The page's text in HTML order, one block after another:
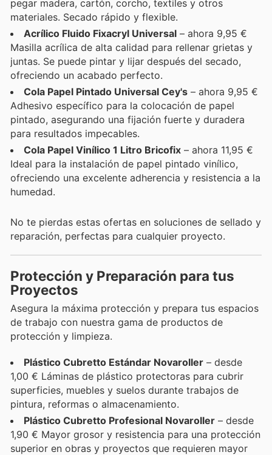
pegar madera, cartón, corcho, textiles y otros
materiales. Secado rápido y flexible.
Acrílico Fluido Fixacryl Universal – ahora 9,95 €
Masilla acrílica de alta calidad para rellenar grietas y
juntas. Se puede pintar y lijar después del secado,
ofreciendo un acabado perfecto.
Cola Papel Pintado Universal Cey's – ahora 9,95 €
Adhesivo específico para la colocación de papel
pintado, asegurando una fijación fuerte y duradera
para resultados impecables.
Cola Papel Vinílico 1 Litro Bricofix – ahora 11,95 €
Ideal para la instalación de papel pintado vinílico,
ofreciendo una excelente adherencia y resistencia a la
humedad.
No te pierdas estas ofertas en soluciones de sellado y
reparación, perfectas para cualquier proyecto.
Protección y Preparación para tus
Proyectos
Asegura la máxima protección y prepara tus espacios
de trabajo con nuestra gama de productos de
protección y limpieza.
Plástico Cubretto Estándar Novaroller – desde
1,00 € Láminas de plástico protectoras para cubrir
superficies, muebles y suelos durante trabajos de
pintura, reformas o almacenamiento.
Plástico Cubretto Profesional Novaroller – desde
1,90 € Mayor grosor y resistencia para una protección
superior en obras y proyectos que requieren mayor